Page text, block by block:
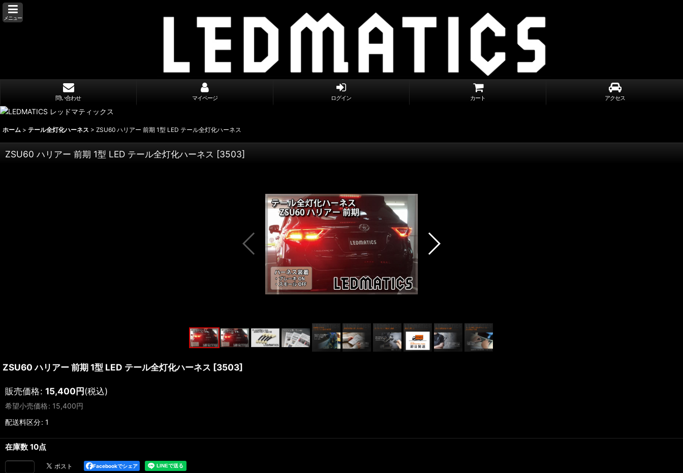
メニュー
問い合わせ マイページ ログイン カート アクセス
ホーム > テール全灯化ハーネス > ZSU60 ハリアー 前期 1型 LED テール全灯化ハーネス
ZSU60 ハリアー 前期 1型 LED テール全灯化ハーネス [3503]
ZSU60 ハリアー 前期 1型 LED テール全灯化ハーネス [3503]
販売価格: 15,400円(税込)
希望小売価格: 15,400円
配送料区分: 1
在庫数 10点
Facebookでシェア